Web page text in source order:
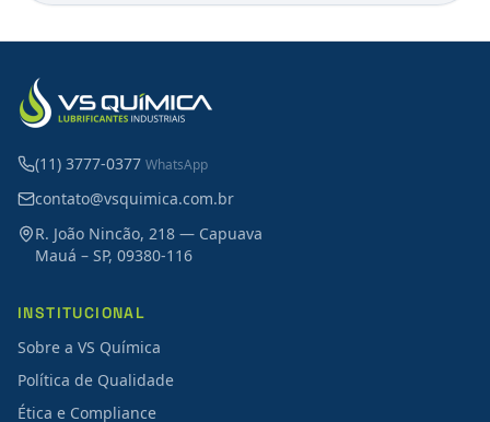
(11) 3777-0377 WhatsApp
contato@vsquimica.com.br
R. João Nincão, 218 — Capuava
Mauá – SP, 09380-116
INSTITUCIONAL
Sobre a VS Química
Política de Qualidade
Ética e Compliance